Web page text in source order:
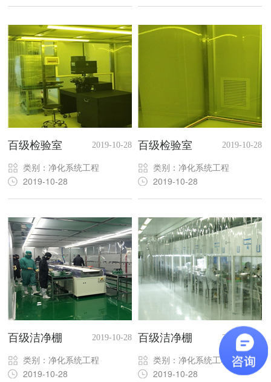
百级检验室 2019-10-28
类别：净化系统工程
2019-10-28
百级检验室 2019-10-28
类别：净化系统工程
2019-10-28
百级洁净棚 2019-10-28
类别：净化系统工程
2019-10-28
百级洁净棚 2019-10-28
类别：净化系统工程
2019-10-28